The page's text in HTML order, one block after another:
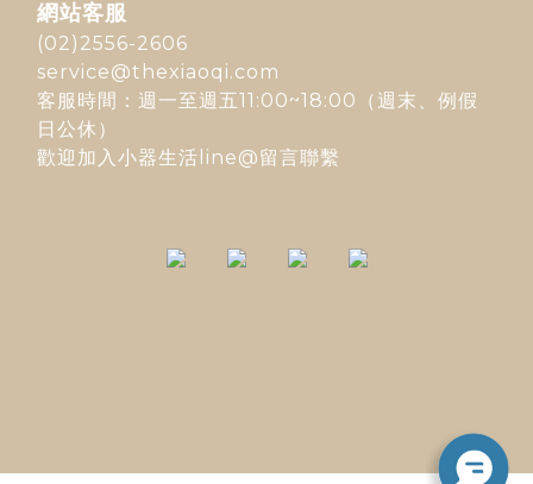
網站客服
(02)2556-2606
service@thexiaoqi.com
客服時間：週一至週五11:00~18:00（週末、例假
日公休）
歡迎加入 小器生活line@留言聯繫